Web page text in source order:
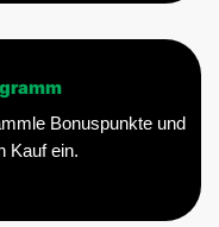
Bonuspunkte und
Kauf ein.